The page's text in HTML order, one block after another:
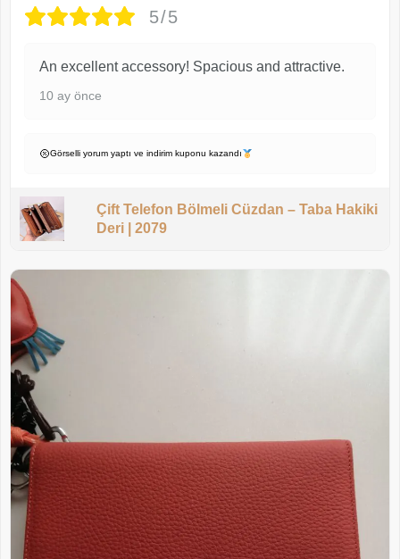
5/5
An excellent accessory! Spacious and attractive.
10 ay önce
Görselli yorum yaptı ve indirim kuponu kazandı
Çift Telefon Bölmeli Cüzdan – Taba Hakiki
Deri | 2079